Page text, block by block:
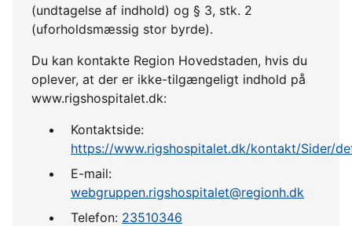
(undtagelse af indhold) og § 3, stk. 2
(uforholdsmæssig stor byrde).
Du kan kontakte Region Hovedstaden, hvis du
oplever, at der er ikke-tilgængeligt indhold på
www.rigshospitalet.dk:
Kontaktside:
https://www.rigshospitalet.dk/kontakt/Sider/
E-mail:
webgruppen.rigshospitalet@regionh.dk
Telefon: 23510346